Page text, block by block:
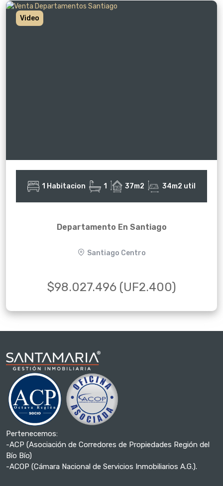
Video
1 Habitacion 1 37m2 34m2 util
Departamento En Santiago
Santiago Centro
$98.027.496 (UF2.400)
Pertenecemos:
-ACP (Asociación de Corredores de Propiedades Región del
Bío Bío)
-ACOP (Cámara Nacional de Servicios Inmobiliarios A.G.).